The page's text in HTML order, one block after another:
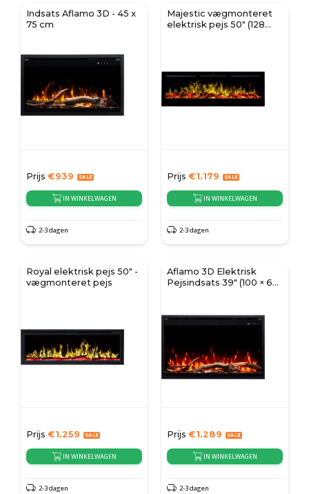
Indsats Aflamo 3D - 45 x
75 cm
Prijs €939
IN WINKELWAGEN
2-3 dagen
Majestic vægmonteret
elektrisk pejs 50" (128
Prijs €1.179
IN WINKELWAGEN
2-3 dagen
Royal elektrisk pejs 50" -
vægmonteret pejs
Prijs €1.259
IN WINKELWAGEN
2-3 dagen
Aflamo 3D Elektrisk
Pejsindsats 39" (100 × 60
Prijs €1.289
IN WINKELWAGEN
2-3 dagen